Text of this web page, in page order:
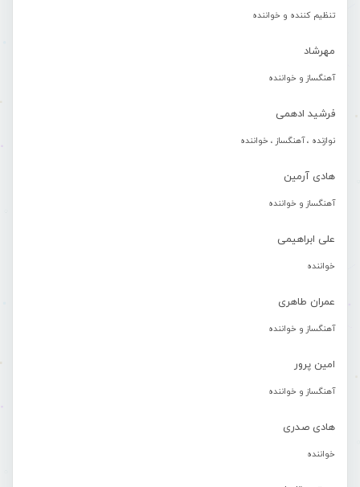
تنظیم کننده و خواننده
مهرشاد
آهنگساز و خواننده
فرشید ادهمی
نوازنده ، آهنگساز ، خواننده
هادی آرمین
آهنگساز و خواننده
علی ابراهیمی
خواننده
عمران طاهری
آهنگساز و خواننده
امین پرور
آهنگساز و خواننده
هادی صدری
خواننده